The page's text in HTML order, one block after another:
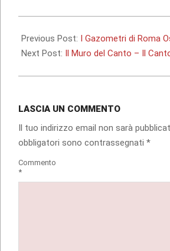
02-
02
Previous Post: I Gazometri di Roma
Next Post: Il Muro del Canto – Il
LASCIA UN COMMENTO
Il tuo indirizzo email non sarà
obbligatori sono contrassegnati *
Commento
*